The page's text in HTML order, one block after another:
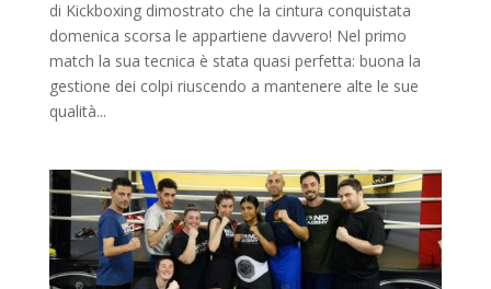
di Kickboxing dimostrato che la cintura conquistata
domenica scorsa le appartiene davvero! Nel primo
match la sua tecnica è stata quasi perfetta: buona la
gestione dei colpi riuscendo a mantenere alte le sue
qualità...